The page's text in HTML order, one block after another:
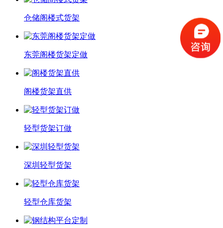
仓储阁楼式货架
东莞阁楼货架定做
阁楼货架直供
轻型货架订做
深圳轻型货架
轻型仓库货架